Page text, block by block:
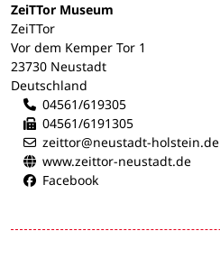
ZeiTTor Museum
ZeiTTor
Vor dem Kemper Tor 1
23730 Neustadt
Deutschland
04561/619305
04561/6191305
zeittor@neustadt-holstein.de
www.zeittor-neustadt.de
Facebook